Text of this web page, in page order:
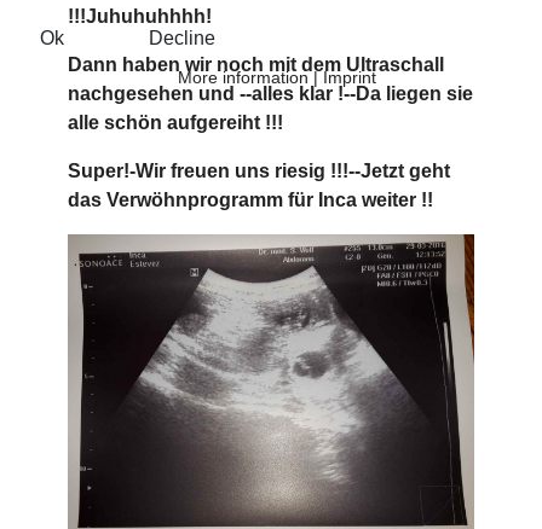
!!!Juhuhuhhhh!
Dann haben wir noch mit dem Ultraschall
nachgesehen und --alles klar !--Da liegen sie
alle schön aufgereiht !!!
Super!-Wir freuen uns riesig !!!--Jetzt geht
das Verwöhnprogramm für Inca weiter !!
Ok Decline
More information|Imprint